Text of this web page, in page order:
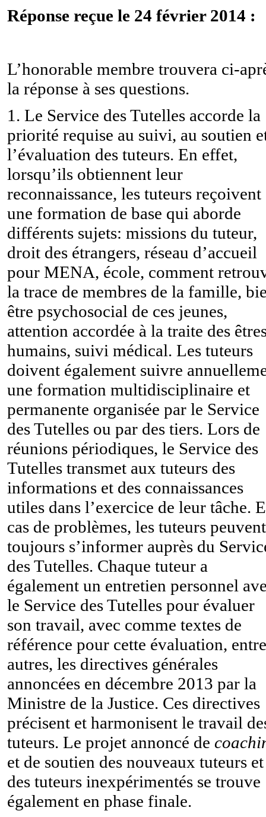
Réponse reçue le 24 février 2014 :
L’honorable membre trouvera ci-
la réponse à ses questions.
1. Le Service des Tutelles accorde la
priorité requise au suivi, au soutien
l’évaluation des tuteurs. En effet,
lorsqu’ils obtiennent leur
reconnaissance, les tuteurs reçoivent
une formation de base qui aborde
différents sujets: missions du tuteur,
droit des étrangers, réseau d’accueil
pour MENA, école, comment
la trace de membres de la famille,
être psychosocial de ces jeunes,
attention accordée à la traite des
humains, suivi médical. Les tuteurs
doivent également suivre
une formation multidisciplinaire et
permanente organisée par le Service
des Tutelles ou par des tiers. Lors de
réunions périodiques, le Service des
Tutelles transmet aux tuteurs des
informations et des connaissances
utiles dans l’exercice de leur tâche.
cas de problèmes, les tuteurs peuvent
toujours s’informer auprès du
des Tutelles. Chaque tuteur a
également un entretien personnel
le Service des Tutelles pour évaluer
son travail, avec comme textes de
référence pour cette évaluation, entre
autres, les directives générales
annoncées en décembre 2013 par la
Ministre de la Justice. Ces directives
précisent et harmonisent le travail
tuteurs. Le projet annoncé de
et de soutien des nouveaux tuteurs et
des tuteurs inexpérimentés se trouve
également en phase finale.